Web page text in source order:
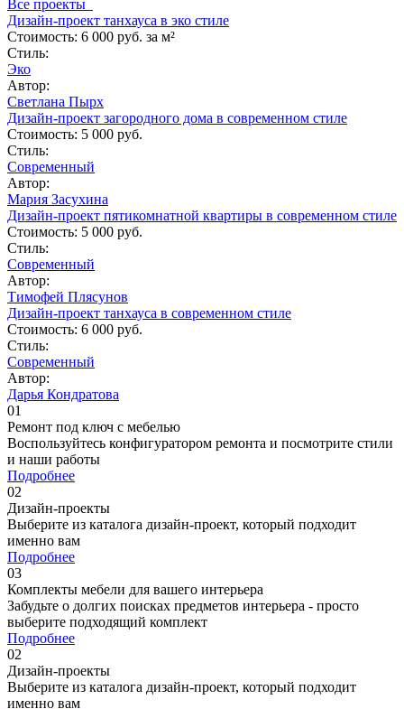
Все проекты
Дизайн-проект танхауса в эко стиле
Стоимость: 6 000 руб. за м²
Стиль:
Эко
Автор:
Светлана Пырх
Дизайн-проект загородного дома в современном стиле
Стоимость: 5 000 руб.
Стиль:
Современный
Автор:
Мария Засухина
Дизайн-проект пятикомнатной квартиры в современном стиле
Стоимость: 5 000 руб.
Стиль:
Современный
Автор:
Тимофей Плясунов
Дизайн-проект танхауса в современном стиле
Стоимость: 6 000 руб.
Стиль:
Современный
Автор:
Дарья Кондратова
01
Ремонт под ключ c мебелью
Воспользуйтесь конфигуратором ремонта и посмотрите стили
и наши работы
Подробнее
02
Дизайн-проекты
Выберите из каталога дизайн-проект, который подходит
именно вам
Подробнее
03
Комплекты мебели для вашего интерьера
Забудьте о долгих поисках предметов интерьера - просто
выберите подходящий комплект
Подробнее
02
Дизайн-проекты
Выберите из каталога дизайн-проект, который подходит
именно вам